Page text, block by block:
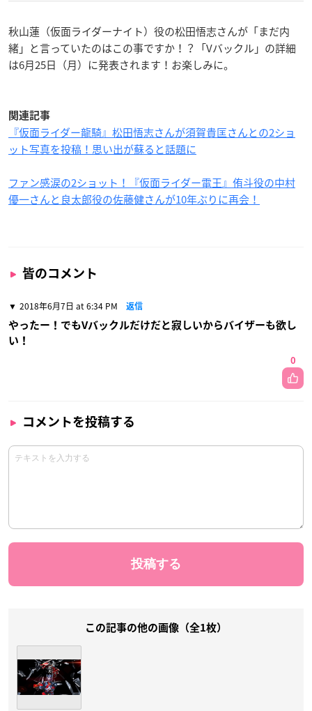
秋山蓮（仮面ライダーナイト）役の松田悟志さんが「まだ内
緒」と言っていたのはこの事ですか！？「Vバックル」の詳細
は6月25日（月）に発表されます！お楽しみに。
関連記事
『仮面ライダー龍騎』松田悟志さんが須賀貴匡さんとの2ショ
ット写真を投稿！思い出が蘇ると話題に
ファン感涙の2ショット！『仮面ライダー電王』侑斗役の中村
優一さんと良太郎役の佐藤健さんが10年ぶりに再会！
皆のコメント
2018年6月7日 at 6:34 PM 返信
やったー！でもVバックルだけだと寂しいからバイザーも欲し
い！
0
コメントを投稿する
この記事の他の画像（全1枚）